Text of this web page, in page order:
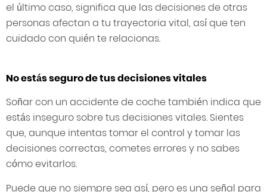
el último caso, significa que las decisiones de otras
personas afectan a tu trayectoria vital, así que ten
cuidado con quién te relacionas.
No estás seguro de tus decisiones vitales
Soñar con un accidente de coche también indica que
estás inseguro sobre tus decisiones vitales. Sientes
que, aunque intentas tomar el control y tomar las
decisiones correctas, cometes errores y no sabes
cómo evitarlos.
Puede que no siempre sea así, pero es una señal para